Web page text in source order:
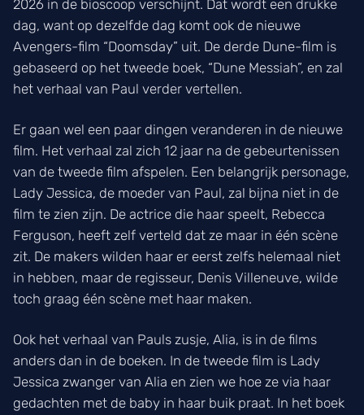
2026 in de bioscoop verschijnt. Dat wordt een drukke
dag, want op dezelfde dag komt ook de nieuwe
Avengers-film “Doomsday” uit. De derde Dune-film is
gebaseerd op het tweede boek, “Dune Messiah”, en zal
het verhaal van Paul verder vertellen.
Er gaan wel een paar dingen veranderen in de nieuwe
film. Het verhaal zal zich 12 jaar na de gebeurtenissen
van de tweede film afspelen. Een belangrijk personage,
Lady Jessica, de moeder van Paul, zal bijna niet in de
film te zien zijn. De actrice die haar speelt, Rebecca
Ferguson, heeft zelf verteld dat ze maar in één scène
zit. De makers wilden haar er eerst zelfs helemaal niet
in hebben, maar de regisseur, Denis Villeneuve, wilde
toch graag één scène met haar maken.
Ook het verhaal van Pauls zusje, Alia, is in de films
anders dan in de boeken. In de tweede film is Lady
Jessica zwanger van Alia en zien we hoe ze via haar
gedachten met de baby in haar buik praat. In het boek